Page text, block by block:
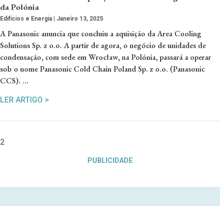
da Polónia
Edifícios e Energia Janeiro 13, 2025
A Panasonic anuncia que concluiu a aquisição da Area Cooling
Solutions Sp. z o.o. A partir de agora, o negócio de unidades de
condensação, com sede em Wrocław, na Polónia, passará a operar
sob o nome Panasonic Cold Chain Poland Sp. z o.o. (Panasonic
CCS). …
LER ARTIGO >
PUBLICIDADE